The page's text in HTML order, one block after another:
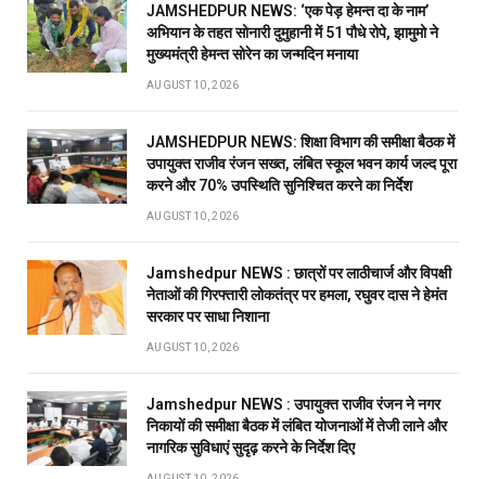
JAMSHEDPUR NEWS: ‘एक पेड़ हेमन्त दा के नाम’
अभियान के तहत सोनारी दुमुहानी में 51 पौधे रोपे, झामुमो ने
मुख्यमंत्री हेमन्त सोरेन का जन्मदिन मनाया
AUGUST 10, 2026
JAMSHEDPUR NEWS: शिक्षा विभाग की समीक्षा बैठक में
उपायुक्त राजीव रंजन सख्त, लंबित स्कूल भवन कार्य जल्द पूरा
करने और 70% उपस्थिति सुनिश्चित करने का निर्देश
AUGUST 10, 2026
Jamshedpur NEWS : छात्रों पर लाठीचार्ज और विपक्षी
नेताओं की गिरफ्तारी लोकतंत्र पर हमला, रघुवर दास ने हेमंत
सरकार पर साधा निशाना
AUGUST 10, 2026
Jamshedpur NEWS : उपायुक्त राजीव रंजन ने नगर
निकायों की समीक्षा बैठक में लंबित योजनाओं में तेजी लाने और
नागरिक सुविधाएं सुदृढ़ करने के निर्देश दिए